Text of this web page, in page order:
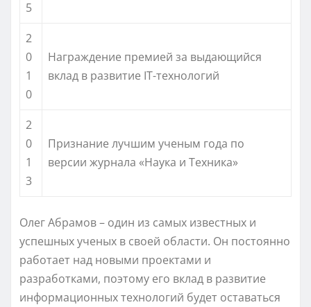
5
2
0
1
0
Награждение премией за выдающийся
вклад в развитие IT-технологий
2
0
1
3
Признание лучшим ученым года по
версии журнала «Наука и Техника»
Олег Абрамов – один из самых известных и
успешных ученых в своей области. Он постоянно
работает над новыми проектами и
разработками, поэтому его вклад в развитие
информационных технологий будет оставаться